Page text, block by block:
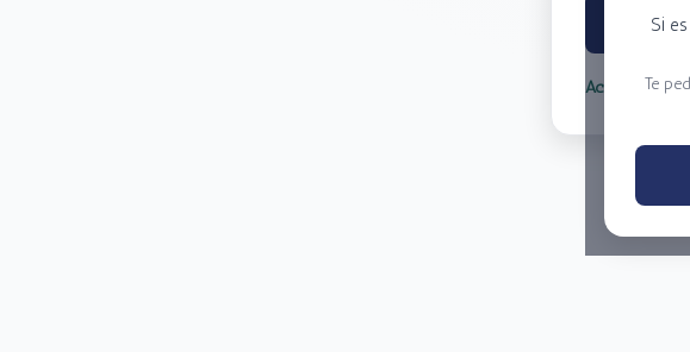
Si
Te
Activar mi